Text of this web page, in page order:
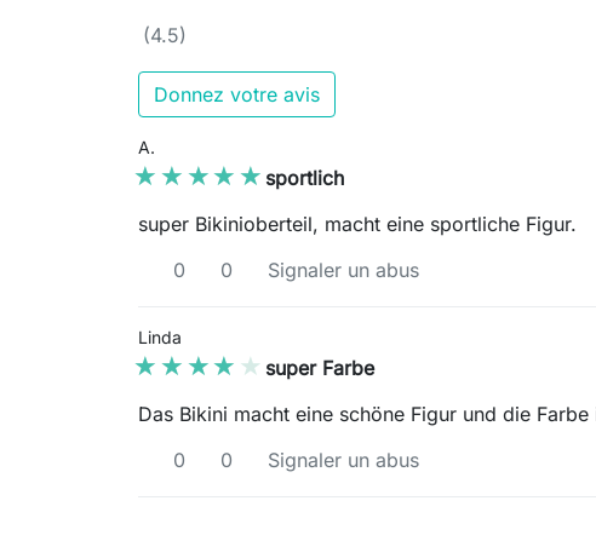
(4.5)
Donnez votre avis
A.
★★★★★
★★★★★ sportlich
super Bikinioberteil, macht eine sportliche Figur.
0
0 Signaler un abus
Linda
★★★★★
★★★★★ super Farbe
Das Bikini macht eine schöne Figur und die Farbe
0
0 Signaler un abus